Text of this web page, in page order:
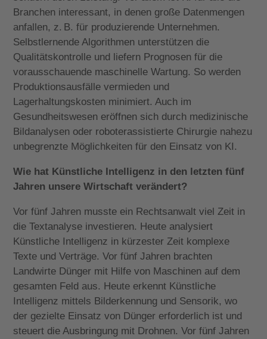
Branchen interessant, in denen große Datenmengen
anfallen, z. B. für produzierende Unternehmen.
Selbstlernende Algorithmen unterstützen die
Qualitätskontrolle und liefern Prognosen für die
vorausschauende maschinelle Wartung. So werden
Produktionsausfälle vermieden und
Lagerhaltungskosten minimiert. Auch im
Gesundheitswesen eröffnen sich durch medizinische
Bildanalysen oder roboterassistierte Chirurgie nahezu
unbegrenzte Möglichkeiten für den Einsatz von KI.
Wie hat Künstliche Intelligenz in den letzten fünf
Jahren unsere Wirtschaft verändert?
Vor fünf Jahren musste ein Rechtsanwalt viel Zeit in
die Textanalyse investieren. Heute analysiert
Künstliche Intelligenz in kürzester Zeit komplexe
Texte und Verträge. Vor fünf Jahren brachten
Landwirte Dünger mit Hilfe von Maschinen auf dem
gesamten Feld aus. Heute erkennt Künstliche
Intelligenz mittels Bilderkennung und Sensorik, wo
der gezielte Einsatz von Dünger erforderlich ist und
steuert die Ausbringung mit Drohnen. Vor fünf Jahren